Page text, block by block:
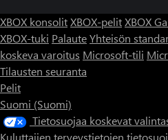
XBOX konsolitXBOX-pelitXBOX
XBOX-tuki PalauteYhteisön
koskeva varoitus Microsoft-tili
Tilausten seuranta
Pelit
Suomi (Suomi)
Tietosuojaa koskevat
Kuluttajien terveystietojen